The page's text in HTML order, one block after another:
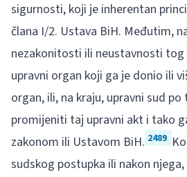
sigurnosti, koji je inherentan
člana I/2. Ustava BiH. Međutim,
nezakonitosti ili neustavnosti tog
upravni organ koji ga je donio ili
organ, ili, na kraju, upravni sud
promijeniti taj upravni akt i tako
zakonom ili Ustavom BiH. 2489
sudskog postupka ili nakon